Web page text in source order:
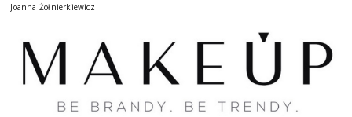
Joanna Żołnierkiewicz